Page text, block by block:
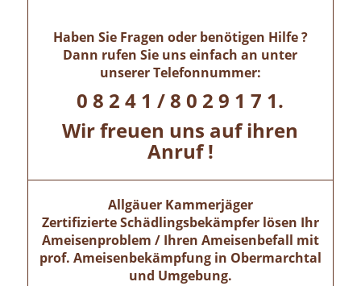
Haben Sie Fragen oder benötigen Hilfe ?
Dann rufen Sie uns einfach an unter
unserer Telefonnummer:
0 8 2 4 1 / 8 0 2 9 1 7 1.
Wir freuen uns auf ihren
Anruf !
Allgäuer Kammerjäger
Zertifizierte Schädlingsbekämpfer lösen Ihr
Ameisenproblem / Ihren Ameisenbefall mit
prof. Ameisenbekämpfung in Obermarchtal
und Umgebung.